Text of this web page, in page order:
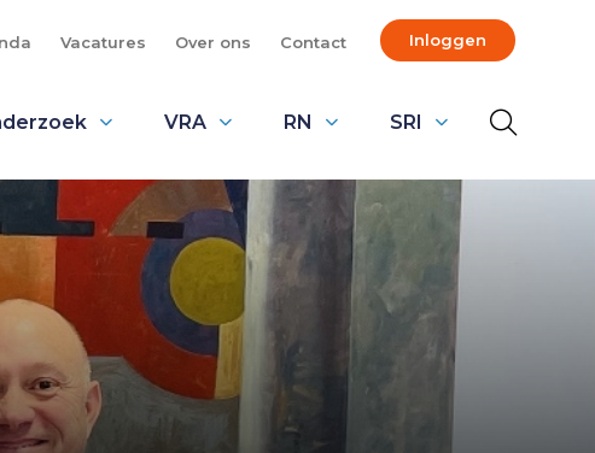
Vacatures Over ons Contact Inloggen
VRA RN SRI